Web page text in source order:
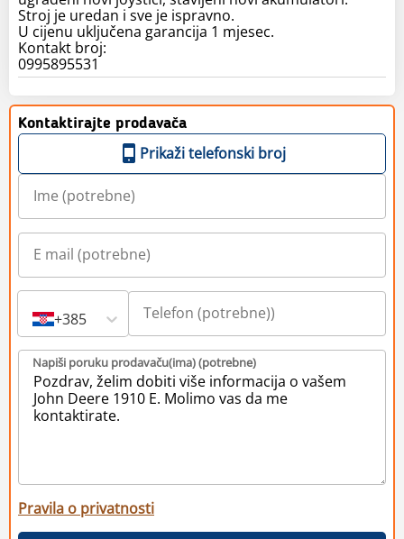
Stroj je uredan i sve je ispravno.
U cijenu uključena garancija 1 mjesec.
Kontakt broj:
0995895531
Kontaktirajte prodavača
Prikaži telefonski broj
+385
Napiši poruku prodavaču(ima) (potrebne)
Pravila o privatnosti